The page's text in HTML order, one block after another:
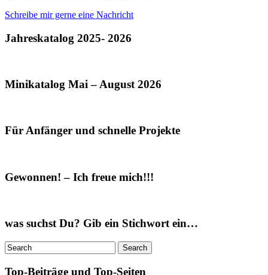
Schreibe mir gerne eine Nachricht
Jahreskatalog 2025- 2026
Minikatalog Mai – August 2026
Für Anfänger und schnelle Projekte
Gewonnen! – Ich freue mich!!!
was suchst Du? Gib ein Stichwort ein…
Top-Beiträge und Top-Seiten